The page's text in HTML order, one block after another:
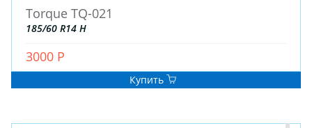
Torque TQ-021
185/60 R14 H
3000 Р
Купить